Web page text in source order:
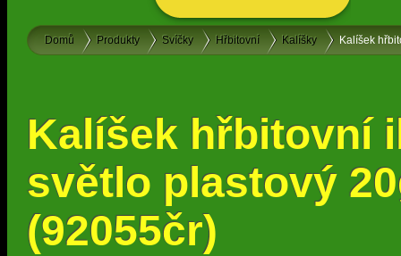
Domů Produkty Svíčky Hřbitovní Kalíšky Kalíšek
Kalíšek hřbitovní
světlo plastový
(92055čr)